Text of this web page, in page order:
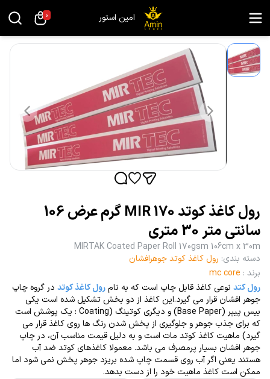
امین استور 0
رول کاغذ کوتد MIR 170 گرم عرض 106
سانتی متر 30 متری
MIRTAK Coated Paper Roll 170gsm 106cm x 30m
دسته بندی: رول کاغذ کوتد جوهرافشان
برند :
mc core
رول کتد نوعی کاغذ قابل چاپ است که به نامرول کاغذ کوتد در گروه چاپ
جوهر افشان قرار می گیرد.این کاغذ از دو بخش تشکیل شده است یکی
بیس پیپر (Base Paper) و دیگری کوتینگ (Coating : یک پوشش است
که برای جذب جوهر و جلوگیری از پخش شدن رنگ ها روی کاغذ قرار می
گیرد) ماهیت کاغذ کوتد مات است و به دلیل قیمت مناسب آن، در چاپ
جوهر افشان بسیار پرمصرف می باشد. معمولا کاغذهای کوتد ضد آب
هستند یعنی اگر آب روی قسمت چاپ شده بریزد جوهر پخش نمی شود اما
ممکن است کاغذ ماهیت خود را از دست بدهد.